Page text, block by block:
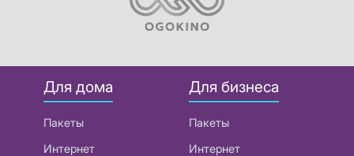
Для дома
Пакеты
Интернет
Для бизнеса
Пакеты
Интернет